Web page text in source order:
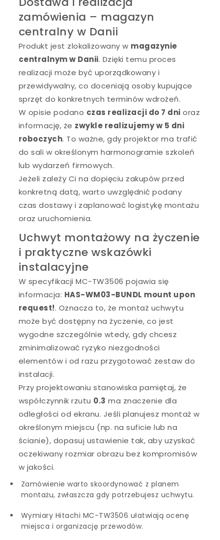
zamówienia – magazyn
centralny w Danii
Produkt jest zlokalizowany w magazynie
centralnym w Danii. Dzięki temu proces
realizacji może być uporządkowany i
przewidywalny, co doceniają osoby kupujące
sprzęt do konkretnych terminów wdrożeń.
W opisie podano czas realizacji do 7 dni oraz
informację, że zwykle realizujemy w 5 dni
roboczych. To ważne, gdy projektor ma trafić
do sali w określonym harmonogramie szkoleń
lub wydarzeń firmowych.
Jeżeli zależy Ci na dopięciu zakupów przed
konkretną datą, warto uwzględnić podany
czas dostawy i zaplanować logistykę montażu
oraz uruchomienia.
Uchwyt montażowy na życzenie
i praktyczne wskazówki
instalacyjne
W specyfikacji MC-TW3506 pojawia się
informacja: HAS-WM03-BUNDL mount upon
request!. Oznacza to, że montaż uchwytu
może być dostępny na życzenie, co jest
wygodne szczególnie wtedy, gdy chcesz
zminimalizować ryzyko niezgodności
elementów i od razu przygotować zestaw do
instalacji.
Przy projektowaniu stanowiska pamiętaj, że
współczynnik rzutu 0.3 ma znaczenie dla
odległości od ekranu. Jeśli planujesz montaż w
określonym miejscu (np. na suficie lub na
ścianie), dopasuj ustawienie tak, aby uzyskać
oczekiwany rozmiar obrazu bez kompromisów
w jakości.
Zamówienie warto skoordynować z planem
montażu, zwłaszcza gdy potrzebujesz uchwytu.
Wymiary Hitachi MC-TW3506 ułatwiają ocenę
miejsca i organizację przewodów.